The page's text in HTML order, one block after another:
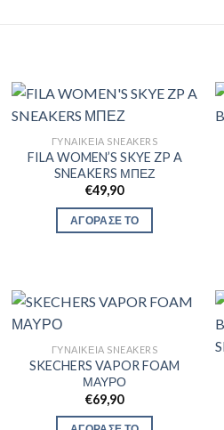
ΓΥΝΑΙΚΕΊΑ SNEAKERS
FILA WOMEN’S SKYE ZP A
SNEAKERS ΜΠΕΖ
€49,90
ΑΓΟΡΑΣΕ ΤΟ
ΓΥΝΑΙΚΕΊΑ SNEAKERS
SKECHERS VAPOR FOAM
ΜΑΥΡΟ
€69,90